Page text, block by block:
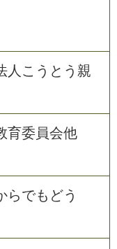
人こうとう親
育委員会他
らでもどう